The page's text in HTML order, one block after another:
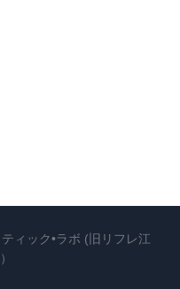
ィック•ラボ (旧リフレ江